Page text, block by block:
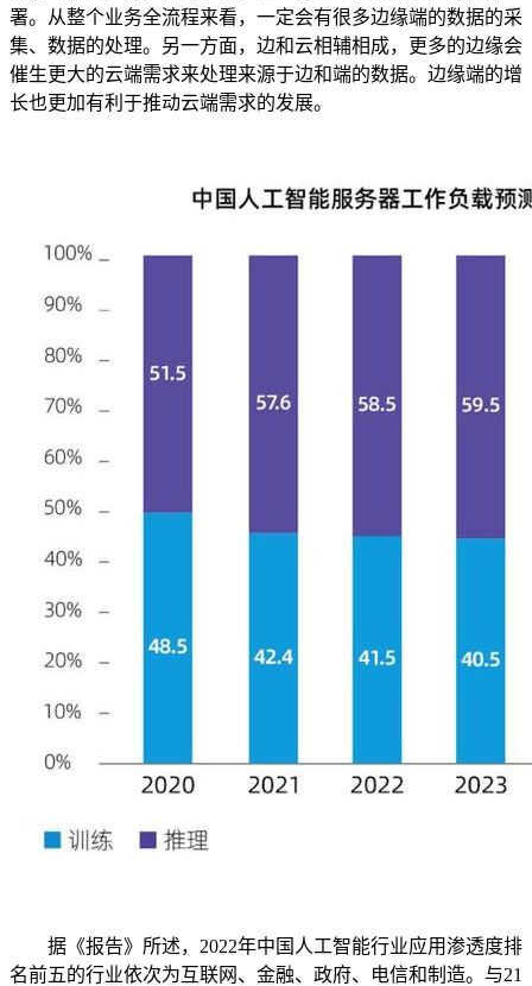
署。从整个业务全流程来看，一定会有很多边缘端的数据的采
集、数据的处理。另一方面，边和云相辅相成，更多的边缘会
催生更大的云端需求来处理来源于边和端的数据。边缘端的增
长也更加有利于推动云端需求的发展。
据《报告》所述，2022年中国人工智能行业应用渗透度排
名前五的行业依次为互联网、金融、政府、电信和制造。与21